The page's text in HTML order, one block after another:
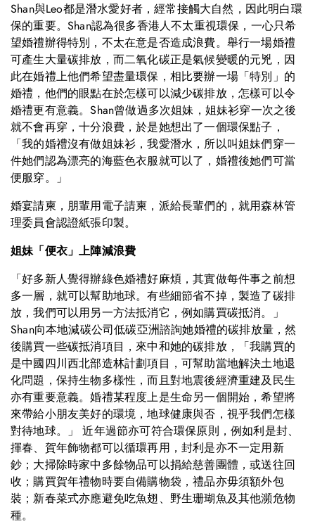
Shan與Leo都是潛水愛好者，經常接觸大自然，因此明白環
保的重要。Shan認為很多香港人不太重視環保，一心只希
望婚禮辦得特別，不太在意是否造成浪費。舉行一場婚禮
可產生大量碳排放，而二氧化碳正是氣候變暖的元兇，因
此在婚禮上他們希望盡量環保，相比要辦一場「特別」的
婚禮，他們的眼點在於怎樣可以減少碳排放，怎樣可以令
婚禮更有意義。Shan曾做過多次姐妹，姐妹衫穿一次之後
就不會再穿，十分浪費，於是她想出了一個環保點子，
「我的婚禮沒有做姐妹衫，我愛潛水，所以叫姐妹們穿一
件她們認為漂亮的海藍色衣服就可以了，婚禮後她們可當
便服穿。」
婚宴請柬，朋輩用電子請柬，派給長輩們的，就用森林管
理委員會認證紙張印製。
姐妹「便衣」上陣減浪費
「好多新人覺得辦綠色婚禮好麻煩，其實做每件事之前想
多一層，就可以幫助地球。有些細節省不掉，製造了碳排
放，我們可以用另一方法抵消它，例如購買碳抵消。」
Shan向本地減碳公司低碳亞洲諮詢她婚禮的碳排放量，然
後購買一些碳抵消項目，來中和她的碳排放，「我購買的
是中國四川西北部造林計劃項目，可幫助當地解決土地退
化問題，保持生物多樣性，而且對地震後經濟重建及民生
亦有重要意義。婚禮某程度上是生命另一個開始，希望將
來帶給小朋友美好的環境，地球健康與否，視乎我們怎樣
對待地球。」 近年過節亦可符合環保原則，例如利是封、
揮春、賀年飾物都可以循環再用，封利是亦不一定用新
鈔；大掃除時家中多餘物品可以捐給慈善團體，或送往回
收；購買賀年禮物時要自備購物袋，禮品亦毋須額外包
裝；新春菜式亦應避免吃魚翅、野生珊瑚魚及其他瀕危物
種。